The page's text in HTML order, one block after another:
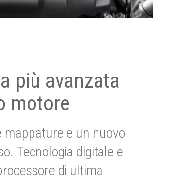
più avanzata
motore
mappature e un nuovo
Tecnologia digitale e
di ultima